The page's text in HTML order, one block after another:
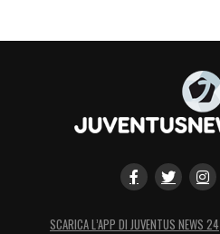
SCARICA L’APP DI JUVENTUS NEWS 24